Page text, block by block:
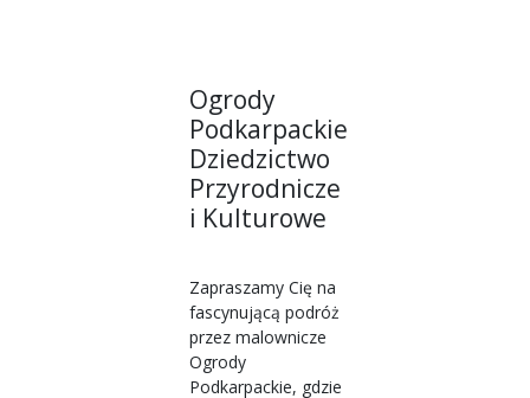
Ogrody
Podkarpackie
Dziedzictwo
Przyrodnicze
i Kulturowe
Zapraszamy Cię na
fascynującą podróż
przez malownicze
Ogrody
Podkarpackie, gdzie